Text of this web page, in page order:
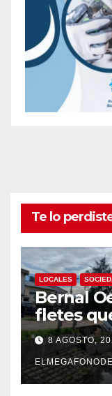
Te lo
LOCALES
Bernal
fletes
al arroyo
8 AGOSTO,